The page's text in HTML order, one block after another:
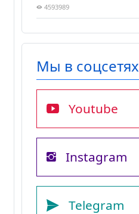
4593989
Мы в соцсетях
Youtube
Instagram
Telegram